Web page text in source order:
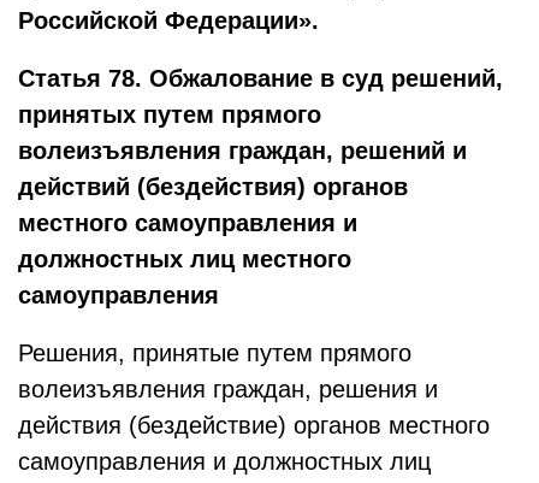
Российской Федерации».
Статья 78. Обжалование в суд решений,
принятых путем прямого
волеизъявления граждан, решений и
действий (бездействия) органов
местного самоуправления и
должностных лиц местного
самоуправления
Решения, принятые путем прямого
волеизъявления граждан, решения и
действия (бездействие) органов местного
самоуправления и должностных лиц